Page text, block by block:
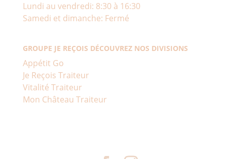
Lundi au vendredi: 8:30 à 16:30
Samedi et dimanche: Fermé
GROUPE JE REÇOIS DÉCOUVREZ NOS DIVISIONS
Appétit Go
Je Reçois Traiteur
Vitalité Traiteur
Mon Château Traiteur